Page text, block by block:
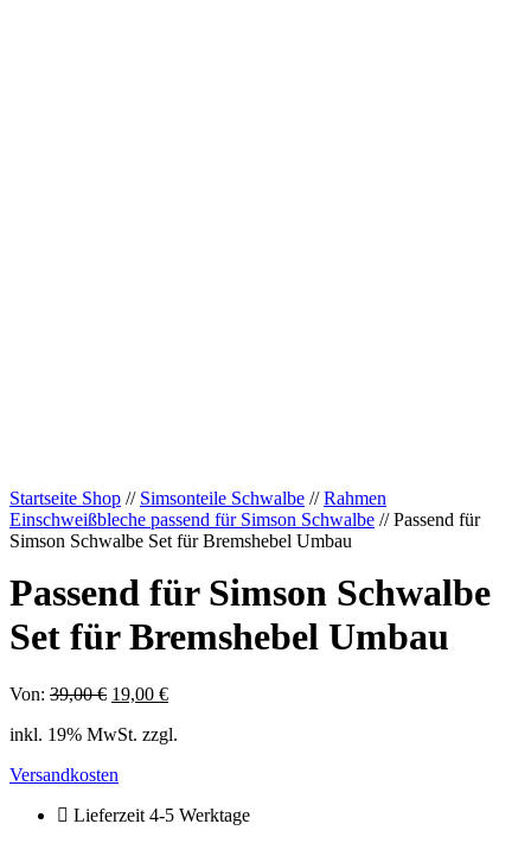
Startseite Shop // Simsonteile Schwalbe //Rahmen
Einschweißbleche passend für Simson Schwalbe // Passend für
Simson Schwalbe Set für Bremshebel Umbau
Passend für Simson Schwalbe
Set für Bremshebel Umbau
Von: 39,00€ Ursprünglicher
war:
19,00 €
ist:
inkl. 19% MwSt. zzgl.
Versandkosten
Lieferzeit 4-5 Werktage